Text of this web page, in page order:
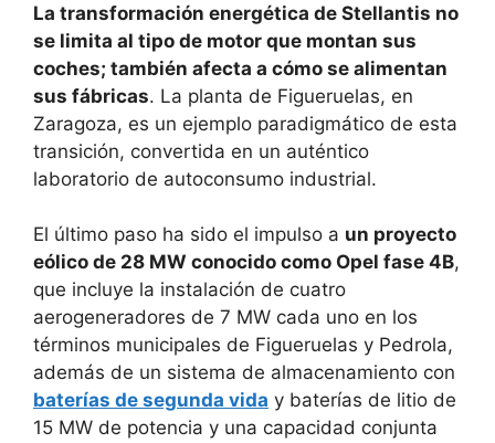
La transformación energética de Stellantis no
se limita al tipo de motor que montan sus
coches; también afecta a cómo se alimentan
sus fábricas. La planta de Figueruelas, en
Zaragoza, es un ejemplo paradigmático de esta
transición, convertida en un auténtico
laboratorio de autoconsumo industrial.
El último paso ha sido el impulso a un proyecto
eólico de 28 MW conocido como Opel fase 4B,
que incluye la instalación de cuatro
aerogeneradores de 7 MW cada uno en los
términos municipales de Figueruelas y Pedrola,
además de un sistema de almacenamiento con
baterías de segunda vida y baterías de litio de
15 MW de potencia y una capacidad conjunta